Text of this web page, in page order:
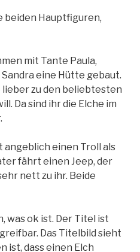
beiden Hauptfiguren,
mit Tante Paula,
Sandra eine Hütte gebaut.
zu den beliebtesten
Da sind ihr die Elche im
angeblich einen Troll als
fährt einen Jeep, der
nett zu ihr. Beide
was ok ist. Der Titel ist
Das Titelbild sieht
ist, dass einen Elch